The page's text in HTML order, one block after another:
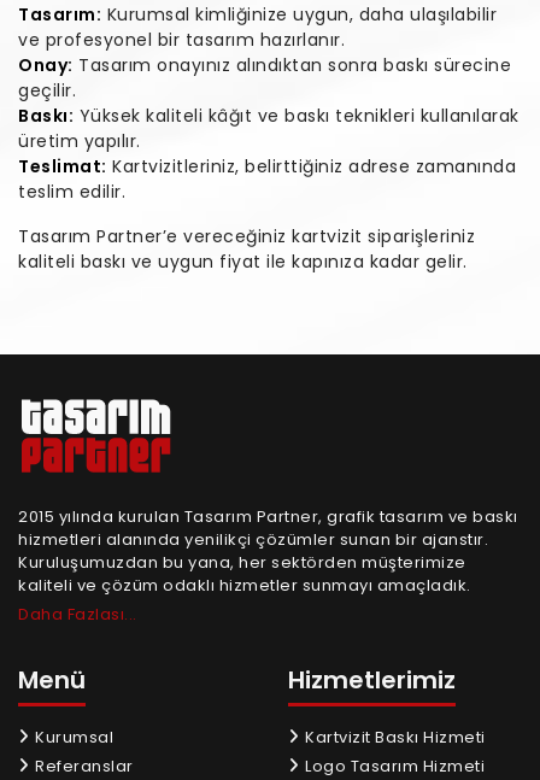
Tasarım: Kurumsal kimliğinize uygun, daha ulaşılabilir
ve profesyonel bir tasarım hazırlanır.
Onay: Tasarım onayınız alındıktan sonra baskı sürecine
geçilir.
Baskı: Yüksek kaliteli kâğıt ve baskı teknikleri kullanılarak
üretim yapılır.
Teslimat: Kartvizitleriniz, belirttiğiniz adrese zamanında
teslim edilir.
Tasarım Partner’e vereceğiniz kartvizit siparişleriniz
kaliteli baskı ve uygun fiyat ile kapınıza kadar gelir.
2015 yılında kurulan Tasarım Partner, grafik tasarım ve baskı
hizmetleri alanında yenilikçi çözümler sunan bir ajanstır.
Kuruluşumuzdan bu yana, her sektörden müşterimize
kaliteli ve çözüm odaklı hizmetler sunmayı amaçladık.
Daha Fazlası...
Menü
Kurumsal
Referanslar
Hizmetlerimiz
Kartvizit Baskı Hizmeti
Logo Tasarım Hizmeti